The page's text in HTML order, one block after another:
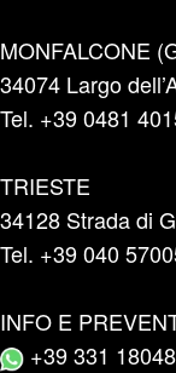
MONFALCONE
34074 Largo
Tel. +39 0481
TRIESTE
34128 Strada di
Tel. +39 040
INFO E
+39 331